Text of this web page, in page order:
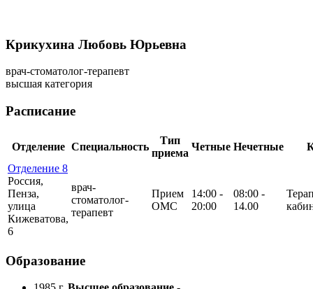
Крикухина Любовь Юрьевна
врач-стоматолог-терапевт
высшая категория
Расписание
Отделение Специальность
Тип
приема
Четные Нечетные
Отделение 8
Россия,
Пенза,
улица
Кижеватова,
6
врач-
стоматолог-
терапевт
Прием
ОМС
14:00 -
20:00
08:00 -
14.00
Образование